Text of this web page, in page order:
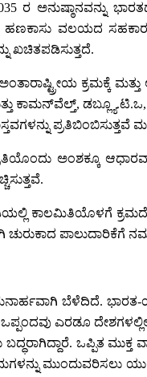
ರ ಅನುಷ್ಠಾನವನ್ನು
ಹಣಕಾಸು ವಲಯದ
ಖಚಿತಪಡಿಸುತ್ತದೆ.
ಕ್ರಮಕ್ಕೆ
ಕಾಮನ್‌ವೆಲ್ತ್‌,
ಪ್ರತಿಬಿಂಬಿಸುತ್ತವೆ
ಅಂಶಕ್ಕೂ
ಕಾಲಮಿತಿಯೊಳಗೆ
ಚುರುಕಾದ ಪಾಲುದಾರಿಕೆಗೆ
ಬೆಳೆದಿದೆ.
ಎರಡೂ
ಒಪ್ಪಿತ ಮುಕ್ತ
ಮುಂದುವರಿಸಲು